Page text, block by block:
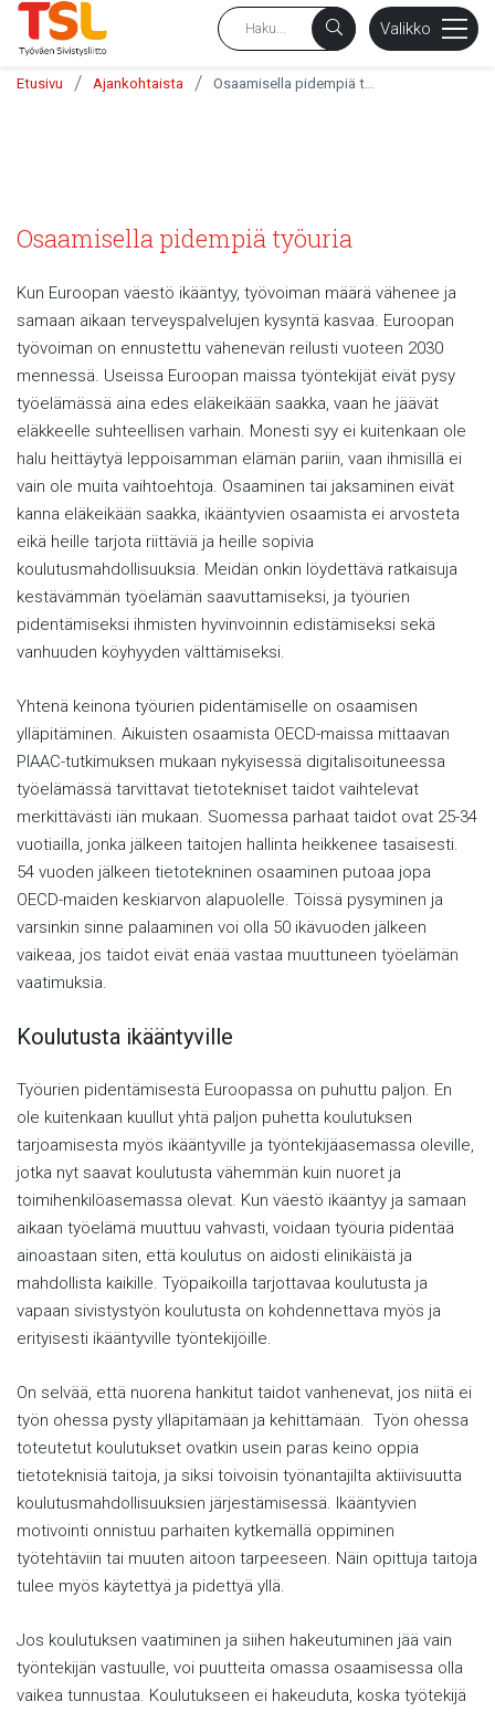
Valikko
Etusivu / Ajankohtaista /
Osaamisella pidempiä työuria
Kun Euroopan väestö ikääntyy, työvoiman määrä vähenee ja
samaan aikaan terveyspalvelujen kysyntä kasvaa. Euroopan
työvoiman on ennustettu vähenevän reilusti vuoteen 2030
mennessä. Useissa Euroopan maissa työntekijät eivät pysy
työelämässä aina edes eläkeikään saakka, vaan he jäävät
eläkkeelle suhteellisen varhain. Monesti syy ei kuitenkaan ole
halu heittäytyä leppoisamman elämän pariin, vaan ihmisillä ei
vain ole muita vaihtoehtoja. Osaaminen tai jaksaminen eivät
kanna eläkeikään saakka, ikääntyvien osaamista ei arvosteta
eikä heille tarjota riittäviä ja heille sopivia
koulutusmahdollisuuksia. Meidän onkin löydettävä ratkaisuja
kestävämmän työelämän saavuttamiseksi, ja työurien
pidentämiseksi ihmisten hyvinvoinnin edistämiseksi sekä
vanhuuden köyhyyden välttämiseksi.
Yhtenä keinona työurien pidentämiselle on osaamisen
ylläpitäminen. Aikuisten osaamista OECD-maissa mittaavan
PIAAC-tutkimuksen mukaan nykyisessä digitalisoituneessa
työelämässä tarvittavat tietotekniset taidot vaihtelevat
merkittävästi iän mukaan. Suomessa parhaat taidot ovat 25-34
vuotiailla, jonka jälkeen taitojen hallinta heikkenee tasaisesti.
54 vuoden jälkeen tietotekninen osaaminen putoaa jopa
OECD-maiden keskiarvon alapuolelle. Töissä pysyminen ja
varsinkin sinne palaaminen voi olla 50 ikävuoden jälkeen
vaikeaa, jos taidot eivät enää vastaa muuttuneen työelämän
vaatimuksia.
Koulutusta ikääntyville
Työurien pidentämisestä Euroopassa on puhuttu paljon. En
ole kuitenkaan kuullut yhtä paljon puhetta koulutuksen
tarjoamisesta myös ikääntyville ja työntekijäasemassa oleville,
jotka nyt saavat koulutusta vähemmän kuin nuoret ja
toimihenkilöasemassa olevat. Kun väestö ikääntyy ja samaan
aikaan työelämä muuttuu vahvasti, voidaan työuria pidentää
ainoastaan siten, että koulutus on aidosti elinikäistä ja
mahdollista kaikille. Työpaikoilla tarjottavaa koulutusta ja
vapaan sivistystyön koulutusta on kohdennettava myös ja
erityisesti ikääntyville työntekijöille.
On selvää, että nuorena hankitut taidot vanhenevat, jos niitä ei
työn ohessa pysty ylläpitämään ja kehittämään. Työn ohessa
toteutetut koulutukset ovatkin usein paras keino oppia
tietoteknisiä taitoja, ja siksi toivoisin työnantajilta aktiivisuutta
koulutusmahdollisuuksien järjestämisessä. Ikääntyvien
motivointi onnistuu parhaiten kytkemällä oppiminen
työtehtäviin tai muuten aitoon tarpeeseen. Näin opittuja taitoja
tulee myös käytettyä ja pidettyä yllä.
Jos koulutuksen vaatiminen ja siihen hakeutuminen jää vain
työntekijän vastuulle, voi puutteita omassa osaamisessa olla
vaikea tunnustaa. Koulutukseen ei hakeuduta, koska työtekijä